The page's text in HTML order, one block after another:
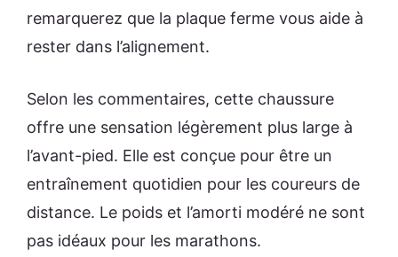
remarquerez que la plaque ferme vous aide à
rester dans l’alignement.
Selon les commentaires, cette chaussure
offre une sensation légèrement plus large à
l’avant-pied. Elle est conçue pour être un
entraînement quotidien pour les coureurs de
distance. Le poids et l’amorti modéré ne sont
pas idéaux pour les marathons.